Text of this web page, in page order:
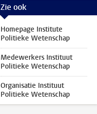
Zie ook
Homepage Institute
Politieke Wetenschap
Medewerkers Instituut
Politieke Wetenschap
Organisatie Instituut
Politieke Wetenschap